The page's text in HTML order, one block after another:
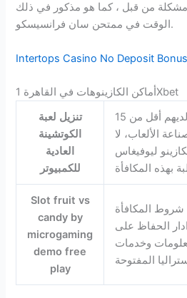
من قبل ، كما هو مذكور في ذلك
الوقت في ممتحن سان فرانسيسكو.
Intertops Casino No Deposit
أماكن الكازينوهات في القاهرة 1Xbet
تنزيل لعبة
الكوتشينة
العادية
للكمبيوتر
هؤلاء المطورين ليس لديهم أقل من 15
الألعاب، لا
ليوفيغاس
Slot fruit vs
candy by
microgaming
demo free
play
المكافأة
الحفاظ على
وخدمات